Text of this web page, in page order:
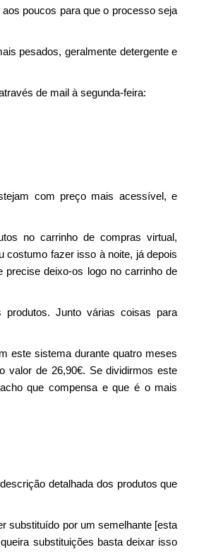
poucos para que o processo seja
pesados, geralmente detergente e
de mail à segunda-feira:
com preço mais acessível, e
no carrinho de compras virtual,
costumo fazer isso à noite, já depois
deixo-os logo no carrinho de
Junto várias coisas para
este sistema durante quatro meses
valor de 26,90€. Se dividirmos este
que compensa e que é o mais
detalhada dos produtos que
substituído por um semelhante [esta
substituições basta deixar isso